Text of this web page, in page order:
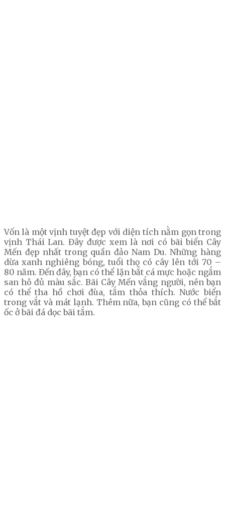
Vốn là một vịnh tuyệt đẹp với diện tích nằm gọn trong
vịnh Thái Lan. Đây được xem là nơi có bãi biển Cây
Mến đẹp nhất trong quần đảo Nam Du. Những hàng
dừa xanh nghiêng bóng, tuổi thọ có cây lên tới 70 –
80 năm. Đến đây, bạn có thể lặn bắt cá mực hoặc ngắm
san hô đủ màu sắc. Bãi Cây Mến vắng người, nên bạn
có thể tha hồ chơi đùa, tắm thỏa thích. Nước biển
trong vắt và mát lạnh. Thêm nữa, bạn cũng có thể bắt
ốc ở bãi đá dọc bãi tắm.